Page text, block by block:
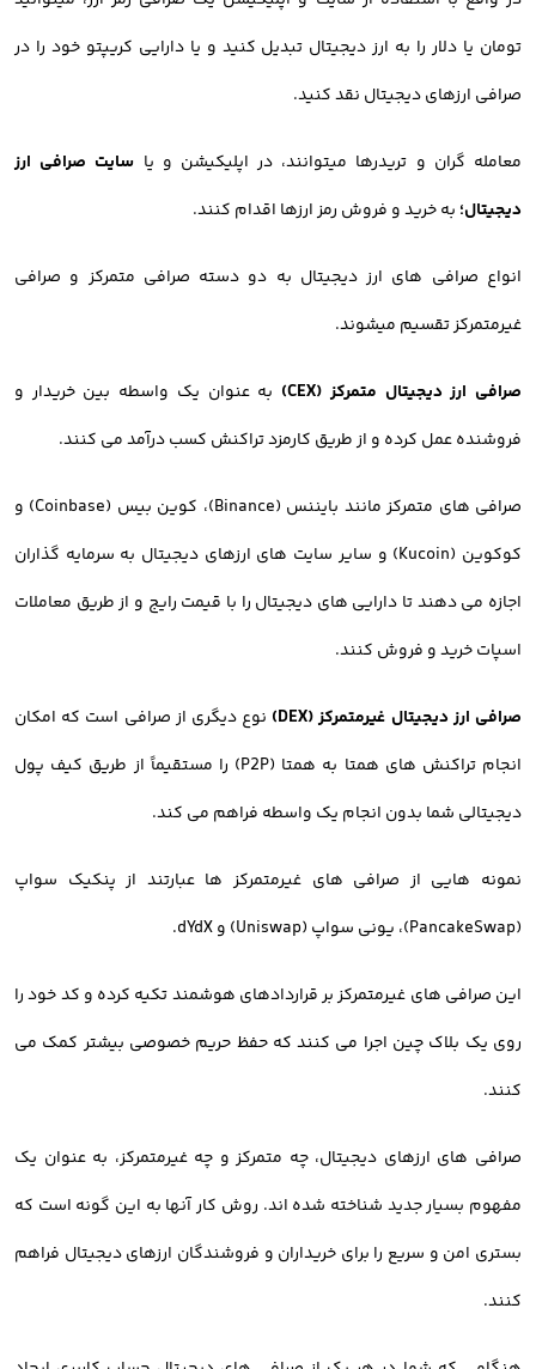
تومان یا دلار را به ارز دیجیتال تبدیل کنید و یا دارایی کریپتو خود را در
صرافی ارزهای دیجیتال نقد کنید.
معامله گران و تریدرها میتوانند، در اپلیکیشن و یا سایت صرافی ارز
دیجیتال؛ به خرید و فروش رمز ارزها اقدام کنند.
انواع صرافی های ارز دیجیتال به دو دسته صرافی متمرکز و صرافی
غیرمتمرکز تقسیم میشوند.
صرافی ارز دیجیتال متمرکز (CEX)
به عنوان یک واسطه بین خریدار و
فروشنده عمل کرده و از طریق کارمزد تراکنش کسب درآمد می کنند.
صرافی های متمرکز مانند بایننس (Binance)، کوین بیس (Coinbase) و
کوکوین (Kucoin) و سایر سایت های ارزهای دیجیتال به سرمایه گذاران
اجازه می دهند تا دارایی های دیجیتال را با قیمت رایج و از طریق معاملات
اسپات خرید و فروش کنند.
صرافی ارز دیجیتال غیرمتمرکز (DEX)
نوع دیگری از صرافی است که امکان
انجام تراکنش های همتا به همتا (P2P) را مستقیماً از طریق کیف پول
دیجیتالی شما بدون انجام یک واسطه فراهم می کند.
نمونه هایی از صرافی های غیرمتمرکز ها عبارتند از پنکیک سواپ
(PancakeSwap)، یونی سواپ (Uniswap) و dYdX.
این صرافی های غیرمتمرکز بر قراردادهای هوشمند تکیه کرده و کد خود را
روی یک بلاک چین اجرا می کنند که حفظ حریم خصوصی بیشتر کمک می
کنند.
صرافی های ارزهای دیجیتال، چه متمرکز و چه غیرمتمرکز، به عنوان یک
مفهوم بسیار جدید شناخته شده اند. روش کار آنها به این گونه است که
بستری امن و سریع را برای خریداران و فروشندگان ارزهای دیجیتال فراهم
کنند.